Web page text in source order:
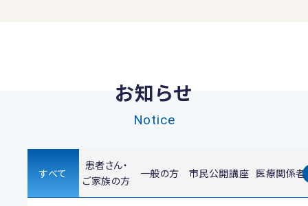
お知らせ
Notice
すべて
患者さん・
ご家族の方
一般の方 市民公開講座 医療関係